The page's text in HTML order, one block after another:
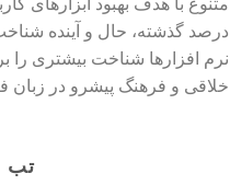
درصد گذشته، حال و آینده
نرم افزارها شناخت بیشتری
خلاقی و فرهنگ پیشرو در زبان
تب